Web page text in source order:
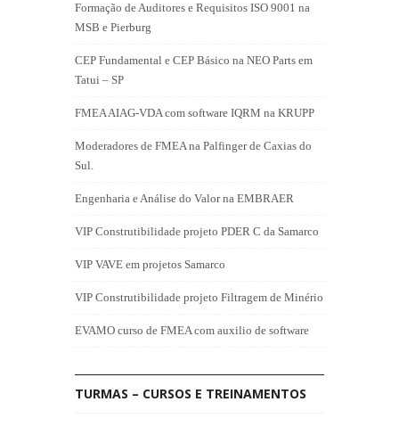
Formação de Auditores e Requisitos ISO 9001 na
MSB e Pierburg
CEP Fundamental e CEP Básico na NEO Parts em
Tatui – SP
FMEA AIAG-VDA com software IQRM na KRUPP
Moderadores de FMEA na Palfinger de Caxias do
Sul.
Engenharia e Análise do Valor na EMBRAER
VIP Construtibilidade projeto PDER C da Samarco
VIP VAVE em projetos Samarco
VIP Construtibilidade projeto Filtragem de Minério
EVAMO curso de FMEA com auxilio de software
TURMAS – CURSOS E TREINAMENTOS